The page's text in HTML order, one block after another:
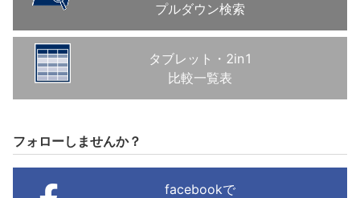
プルダウン検索
タブレット・2in1
比較一覧表
フォローしませんか？
facebookで